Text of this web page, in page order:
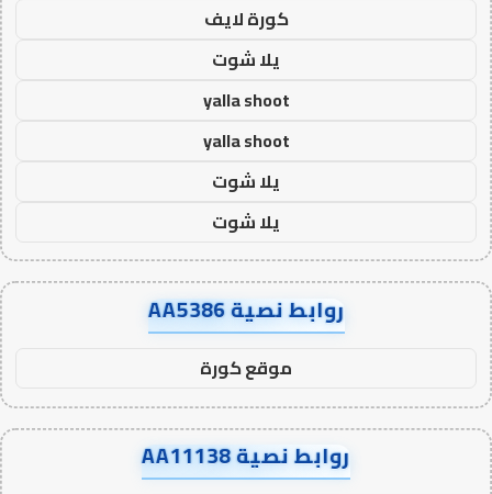
كورة لايف
يلا شوت
yalla shoot
yalla shoot
يلا شوت
يلا شوت
روابط نصية AA5386
موقع كورة
روابط نصية AA11138